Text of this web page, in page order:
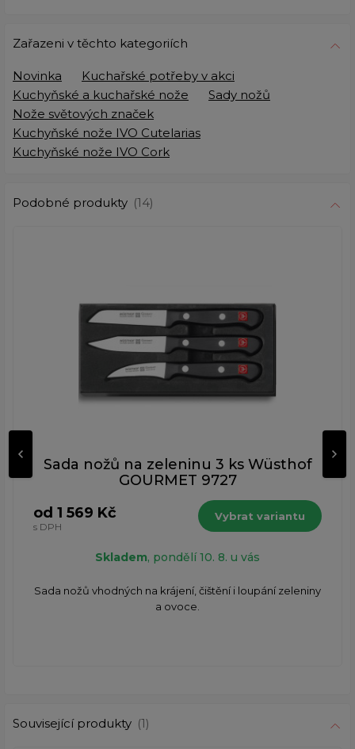
Zařazeni v těchto kategoriích
Novinka
Kuchařské potřeby v akci
Kuchyňské a kuchařské nože
Sady nožů
Nože světových značek
Kuchyňské nože IVO Cutelarias
Kuchyňské nože IVO Cork
Podobné produkty (14)
Sada nožů na zeleninu 3 ks Wüsthof
GOURMET 9727
od 1 569 Kč
s DPH
Vybrat variantu
Skladem, pondělí 10. 8. u vás
Sada nožů vhodných na krájení, čištění i loupání zeleniny
a ovoce.
Související produkty (1)